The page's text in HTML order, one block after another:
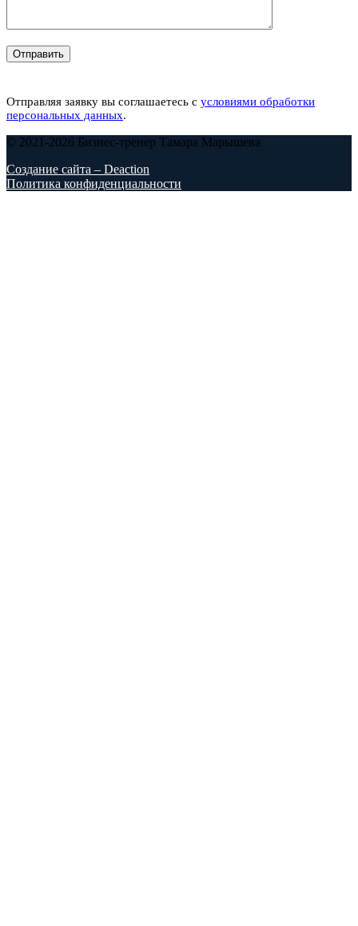
Отправляя заявку вы соглашаетесь с условиями обработки
персональных данных.
© 2021-2026 Бизнес-тренер Тамара Марышева
Создание сайта – Deaction
Политика конфиденциальности